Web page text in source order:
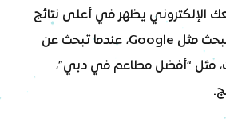
الإلكتروني يظهر في أعلى نتائج
البحث على محركات البحث مثل Google، عندما تبحث عن
مثل “أفضل مطاعم في دبي”،